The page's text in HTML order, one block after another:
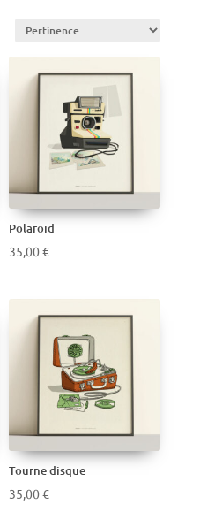
Polaroïd
35,00€
Tourne disque
35,00€